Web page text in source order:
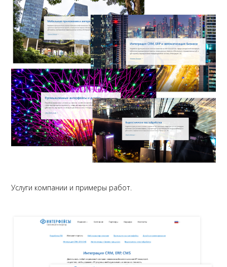
Услуги компании и примеры работ.